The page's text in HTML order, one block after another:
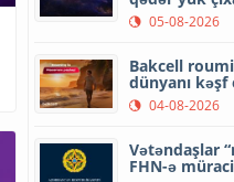
05-08-2026
Bakcell
dünyanı kəşf
04-08-2026
Vətəndaşlar
FHN-ə